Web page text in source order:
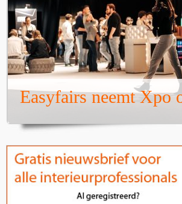
Easyfairs neemt Xpo